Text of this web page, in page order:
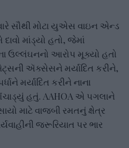
સૌથી મોટા યુએસ વાઇન એન્ડ
દાવો માંડ્યો હતો, જેમાં
ઉલ્લંઘનનો આરોપ મૂક્યો હતો
ઍક્સેસને મર્યાદિત કરીને,
મર્યાદિત કરીને નાના
હતું. AAHOA એ પગલાને
માટે વાજબી રમતનું ક્ષેત્ર
જરૂરિયાત પર ભાર